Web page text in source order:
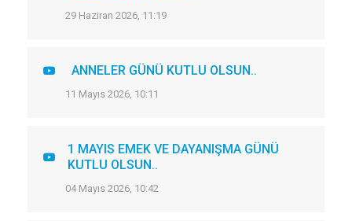
29 Haziran 2026, 11:19
ANNELER GÜNÜ KUTLU OLSUN..
11 Mayıs 2026, 10:11
1 MAYIS EMEK VE DAYANIŞMA GÜNÜ
KUTLU OLSUN..
04 Mayıs 2026, 10:42